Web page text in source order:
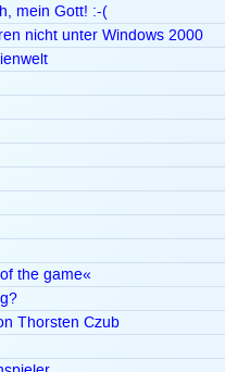
mein Gott! :-(
nicht unter Windows 2000
the game«
Thorsten Czub